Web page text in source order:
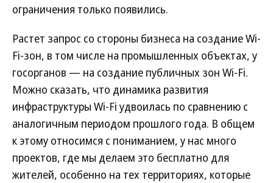
ограничения только появились.
Растет запрос со стороны бизнеса на создание Wi-
Fi-зон, в том числе на промышленных объектах, у
госорганов — на создание публичных зон Wi-Fi.
Можно сказать, что динамика развития
инфраструктуры Wi-Fi удвоилась по сравнению с
аналогичным периодом прошлого года. В общем
к этому относимся с пониманием, у нас много
проектов, где мы делаем это бесплатно для
жителей, особенно на тех территориях, которые